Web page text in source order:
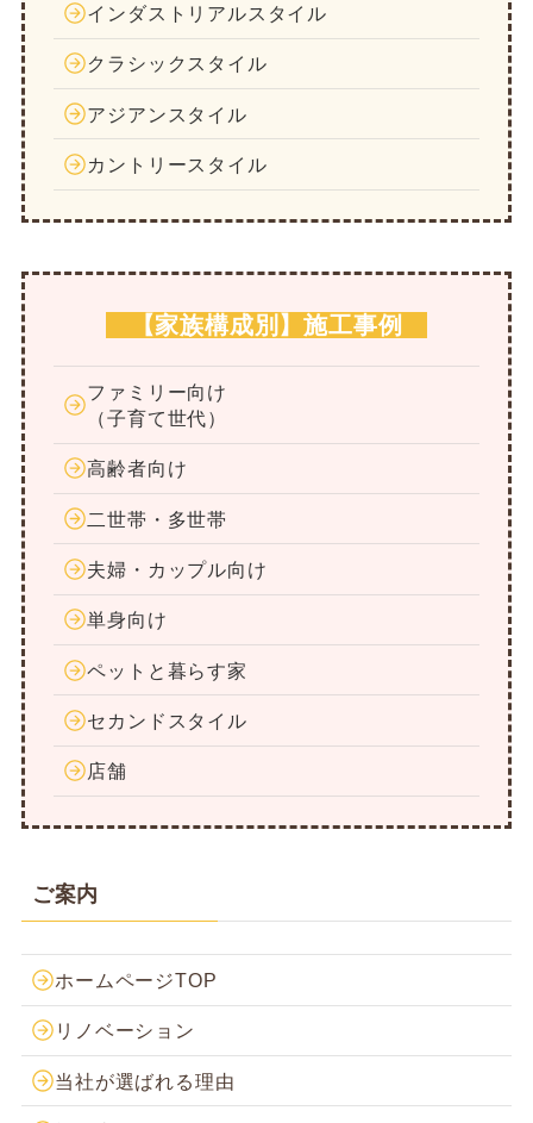
インダストリアルスタイル
クラシックスタイル
アジアンスタイル
カントリースタイル
【家族構成別】施工事例
ファミリー向け
（子育て世代）
高齢者向け
二世帯・多世帯
夫婦・カップル向け
単身向け
ペットと暮らす家
セカンドスタイル
店舗
ご案内
ホームページTOP
リノベーション
当社が選ばれる理由